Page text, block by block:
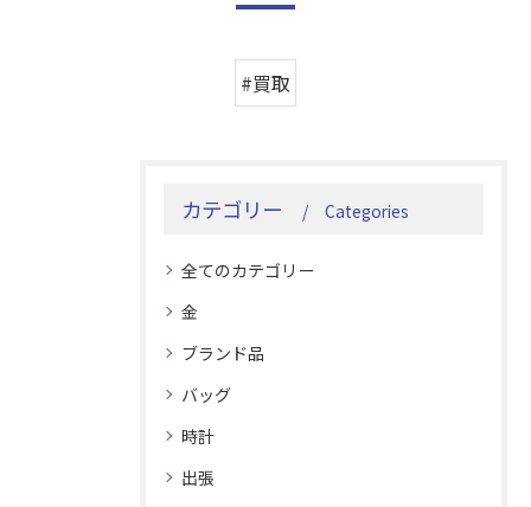
#買取
カテゴリー Categories
全てのカテゴリー
金
ブランド品
バッグ
時計
出張